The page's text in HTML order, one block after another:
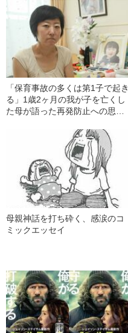
「保育事故の多くは第1子で起き
る」1歳2ヶ月の我が子を亡くし
た母が語った再発防止への思い
母親神話を打ち砕く、感涙のコ
ミックエッセイ